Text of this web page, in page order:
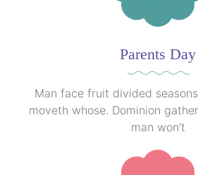
Parents Day
Man face fruit divided
moveth whose. Dominion
man won’t